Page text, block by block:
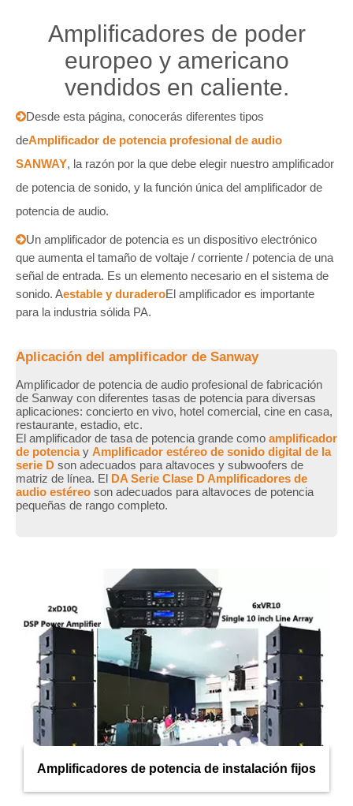
Amplificadores de poder
europeo y americano
vendidos en caliente.
Desde esta página, conocerás diferentes tipos
deAmplificador de potencia profesional de audio
SANWAY, la razón por la que debe elegir nuestro amplificador
de potencia de sonido, y la función única del amplificador de
potencia de audio.
Un amplificador de potencia es un dispositivo electrónico
que aumenta el tamaño de voltaje / corriente / potencia de una
señal de entrada. Es un elemento necesario en el sistema de
sonido. Aestable y duraderoEl amplificador es importante
para la industria sólida PA.
Aplicación del amplificador de Sanway
Amplificador de potencia de audio profesional de fabricación
de Sanway con diferentes tasas de potencia para diversas
aplicaciones: concierto en vivo, hotel comercial, cine en casa,
restaurante, estadio, etc.
El amplificador de tasa de potencia grande como amplificador
de potencia y Amplificador estéreo de sonido digital de la
serie D son adecuados para altavoces y subwoofers de
matriz de línea. El DA Serie Clase D Amplificadores de
audio estéreo son adecuados para altavoces de potencia
pequeñas de rango completo.
Amplificadores de potencia de instalación fijos